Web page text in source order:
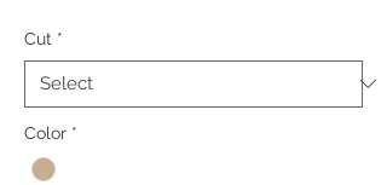
Cut *
Color *